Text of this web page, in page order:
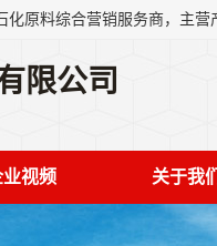
限公司
业视频 关于我们